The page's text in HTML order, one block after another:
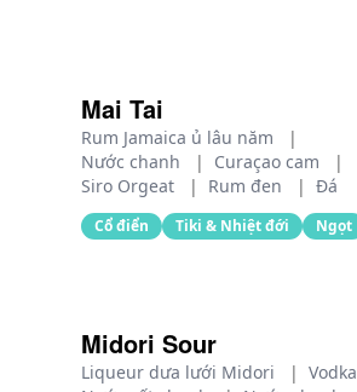
Mai Tai
Rum Jamaica ủ lâu năm
|
Nước chanh
| Curaçao cam
|
Siro Orgeat
| Rum đen | Đá
Cổ điển Tiki & Nhiệt đới Ngọt
Midori Sour
Liqueur dưa lưới Midori | Vodka